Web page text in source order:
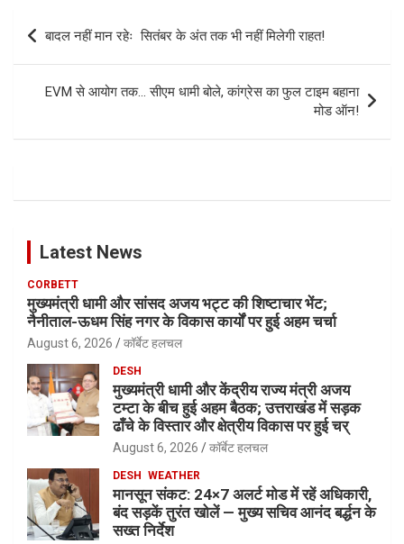
Post
navigation
बादल नहीं मान रहेः सितंबर के अंत तक भी नहीं मिलेगी राहत!
EVM से आयोग तक… सीएम धामी बोले, कांग्रेस का फुल टाइम बहाना
मोड ऑन!
Latest News
CORBETT
मुख्यमंत्री धामी और सांसद अजय भट्ट की शिष्टाचार भेंट;
नैनीताल-ऊधम सिंह नगर के विकास कार्यों पर हुई अहम चर्चा
August 6, 2026 कॉर्बेट हलचल
DESH
मुख्यमंत्री धामी और केंद्रीय राज्य मंत्री अजय
टम्टा के बीच हुई अहम बैठक; उत्तराखंड में सड़क
ढाँचे के विस्तार और क्षेत्रीय विकास पर हुई चर्
August 6, 2026 कॉर्बेट हलचल
DESH WEATHER
मानसून संकट: 24×7 अलर्ट मोड में रहें अधिकारी,
बंद सड़कें तुरंत खोलें — मुख्य सचिव आनंद बर्द्धन के
सख्त निर्देश